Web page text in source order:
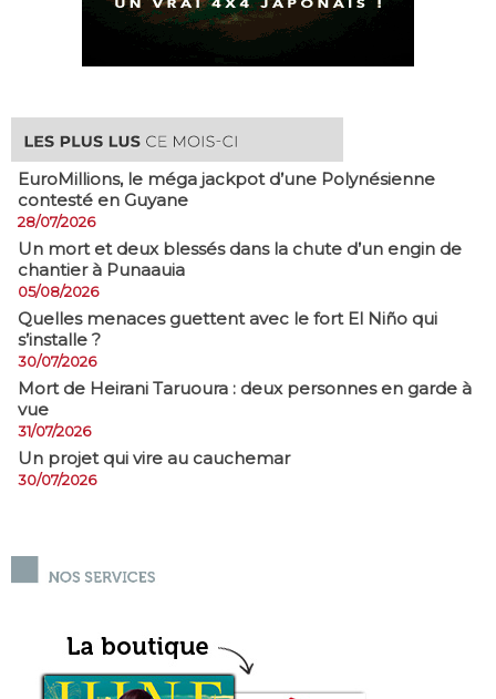
EuroMillions, ​le méga jackpot d’une Polynésienne
contesté en Guyane
28/07/2026
​Un mort et deux blessés dans la chute d’un engin de
chantier à Punaauia
05/08/2026
Quelles menaces guettent avec le fort El Niño qui
s’installe ?
30/07/2026
Mort de Heirani Taruoura : deux personnes en garde à
vue
31/07/2026
Un projet qui vire au cauchemar
30/07/2026